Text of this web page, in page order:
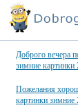
Доброго вечера
зимние картинки
Пожелания
картинки зимние